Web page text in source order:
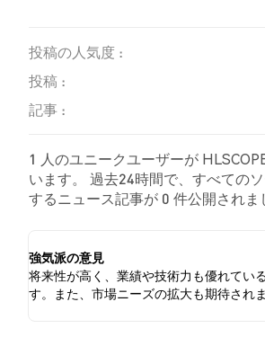
投稿の人気度 :
投稿 :
記事 :
1 人のユニークユーザーが
います。 過去24時間で、すべての
するニュース記事が 0 件公開され
強気派の意見
将来性が高く、業績や技術力も優れてい
す。また、市場ニーズの拡大も期待されま